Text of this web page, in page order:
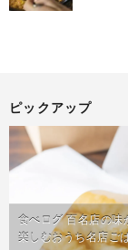
ピックアップ
食べログ 百名店の味
楽しむおうち名店ご